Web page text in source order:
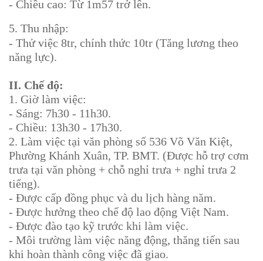
- Chiều cao: Từ 1m57 trở lên.
5. Thu nhập:
- Thử việc 8tr, chính thức 10tr (Tăng lương theo
năng lực).
II. Chế độ:
1. Giờ làm việc:
- Sáng: 7h30 - 11h30.
- Chiều: 13h30 - 17h30.
2. Làm việc tại văn phòng số 536 Võ Văn Kiệt,
Phường Khánh Xuân, TP. BMT. (Được hỗ trợ cơm
trưa tại văn phòng + chỗ nghỉ trưa + nghỉ trưa 2
tiếng).
- Được cấp đồng phục và du lịch hàng năm.
- Được hưởng theo chế độ lao động Việt Nam.
- Được đào tạo kỹ trước khi làm việc.
- Môi trường làm việc năng động, thăng tiến sau
khi hoàn thành công việc đã giao.